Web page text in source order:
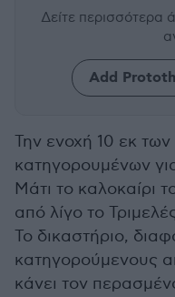
Δείτε περισσότερα
Add
Την ενοχή 10 εκ των
κατηγορουμένων
Μάτι το καλοκαίρι
από λίγο το
Το δικαστήριο,
κατηγορούμενους
κάνει τον